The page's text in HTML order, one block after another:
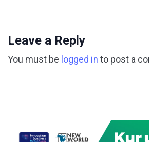
Leave a Reply
You must be logged in to post a